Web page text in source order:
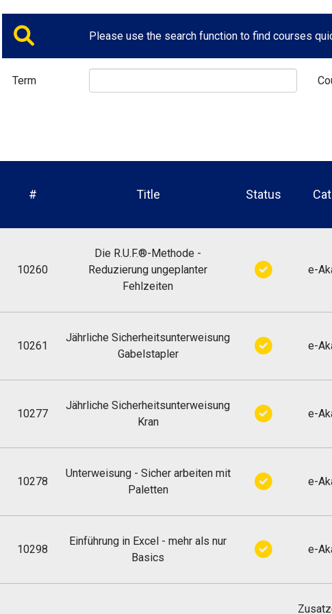
Please use the search function to find courses
Term
# Title Status
10260
Die R.U.F.®-Methode -
Reduzierung ungeplanter
Fehlzeiten
e-
10261
Jährliche Sicherheitsunterweisung
Gabelstapler
e-
10277
Jährliche Sicherheitsunterweisung
Kran
e-
10278
Unterweisung - Sicher arbeiten mit
Paletten
e-
10298
Einführung in Excel - mehr als nur
Basics
e-